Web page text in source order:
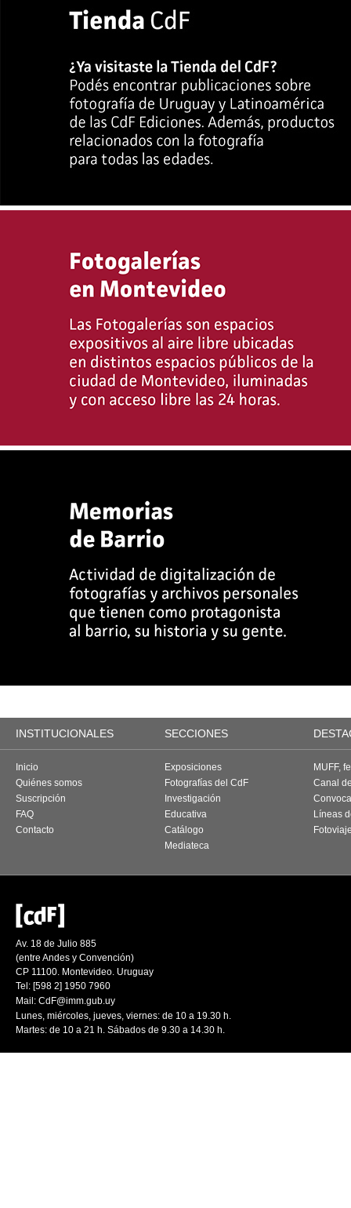
INSTITUCIONALES SECCIONES
Inicio
Quiénes somos
Suscripción
FAQ
Contacto
Exposiciones
Fotografías del CdF
Investigación
Educativa
Catálogo
Mediateca
MUFF,
Canal
Líneas
Av. 18 de Julio 885
(entre Andes y Convención)
CP 11100. Montevideo. Uruguay
Tel: [598 2] 1950 7960
Mail: CdF@imm.gub.uy
Lunes, miércoles, jueves, viernes: de 10 a 19.30 h.
Martes: de 10 a 21 h. Sábados de 9.30 a 14.30 h.